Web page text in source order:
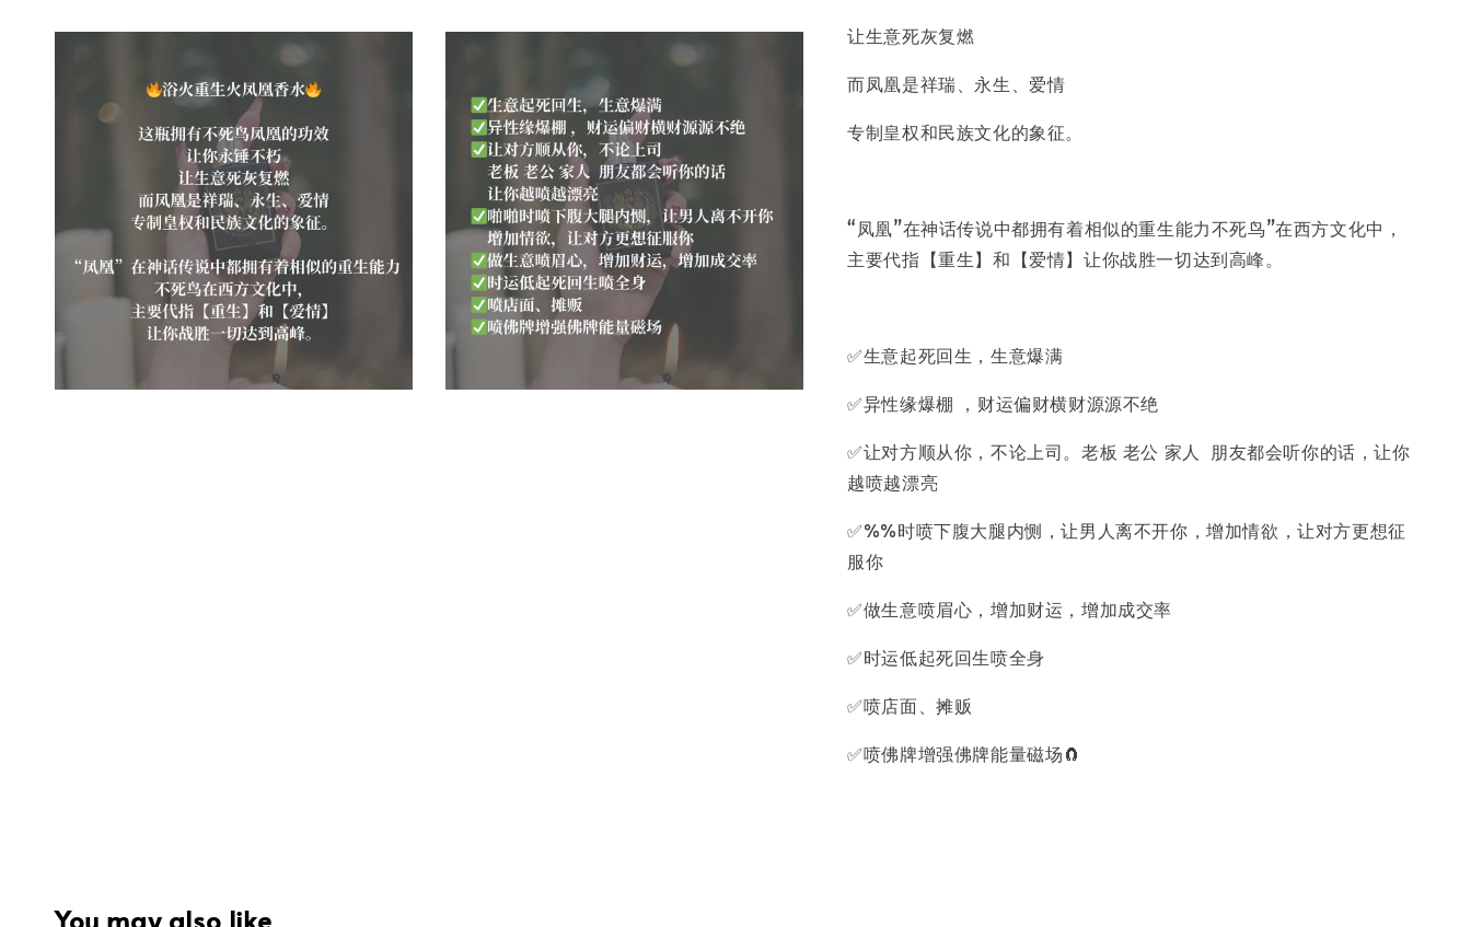
让生意死灰复燃
而凤凰是祥瑞、永生、爱情
专制皇权和民族文化的象征。
“凤凰”在神话传说中都拥有着相似的重生能力不死鸟”在西方文化中，
主要代指【重生】和【爱情】让你战胜一切达到高峰。
✅生意起死回生，生意爆满
✅异性缘爆棚 ，财运偏财横财源源不绝
✅让对方顺从你，不论上司。老板 老公 家人 朋友都会听你的话，让你
越喷越漂亮
✅%%时喷下腹大腿内恻，让男人离不开你，增加情欲，让对方更想征
服你
✅做生意喷眉心，增加财运，增加成交率
✅时运低起死回生喷全身
✅喷店面、摊贩
✅喷佛牌增强佛牌能量磁场🧲
You may also like